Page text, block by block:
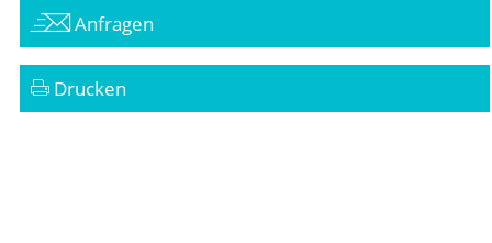
Anfragen
Drucken